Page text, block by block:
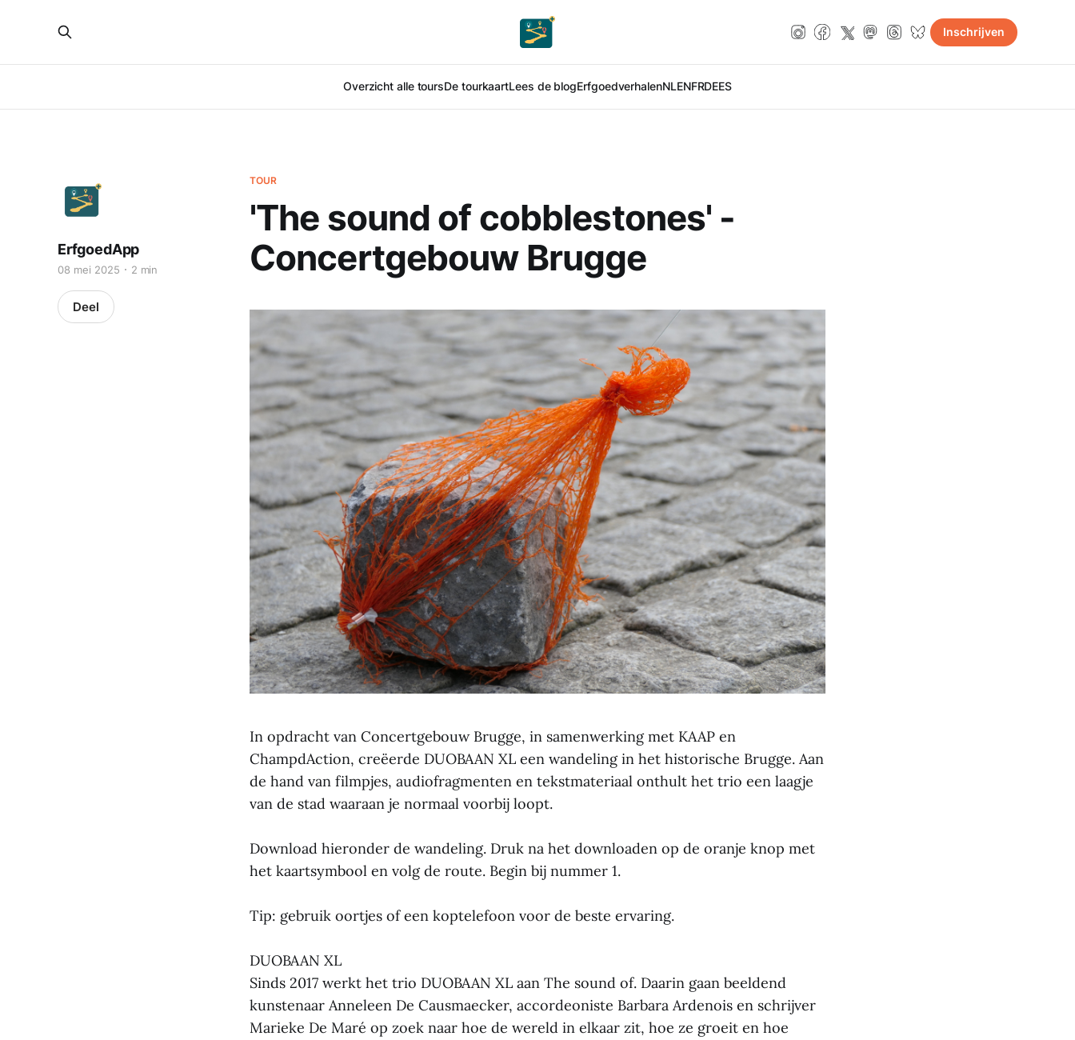
Overzicht alle toursDe tourkaartLees de blogErfgoedverhalenNLENFRDEES
Inschrijven
TOUR
'The sound of cobblestones' -
Concertgebouw Brugge
ErfgoedApp
08 mei 2025 2 min
Deel
In opdracht van Concertgebouw Brugge, in samenwerking met KAAP en
ChampdAction, creëerde DUOBAAN XL een wandeling in het historische Brugge. Aan
de hand van filmpjes, audiofragmenten en tekstmateriaal onthult het trio een laagje
van de stad waaraan je normaal voorbij loopt.
Download hieronder de wandeling. Druk na het downloaden op de oranje knop met
het kaartsymbool en volg de route. Begin bij nummer 1.
Tip: gebruik oortjes of een koptelefoon voor de beste ervaring.
DUOBAAN XL
Sinds 2017 werkt het trio DUOBAAN XL aan The sound of. Daarin gaan beeldend
kunstenaar Anneleen De Causmaecker, accordeoniste Barbara Ardenois en schrijver
Marieke De Maré op zoek naar hoe de wereld in elkaar zit, hoe ze groeit en hoe